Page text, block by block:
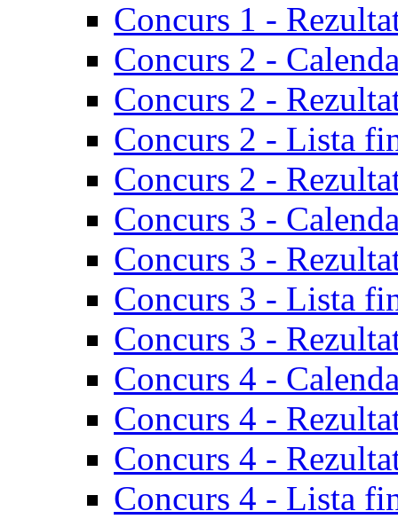
Concurs 1 -
Concurs 2 -
Concurs 2 -
Concurs 2 - Lista
Concurs 2 -
Concurs 3 -
Concurs 3 -
Concurs 3 - Lista
Concurs 3 -
Concurs 4 -
Concurs 4 -
Concurs 4 -
Concurs 4 - Lista